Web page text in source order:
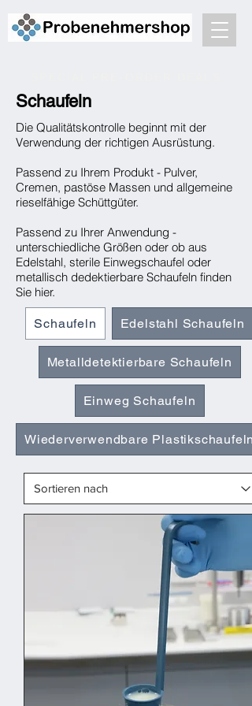
Schaufeln
Die Qualitätskontrolle beginnt mit der
Verwendung der richtigen Ausrüstung.
Passend zu Ihrem Produkt - Pulver,
Cremen, pastöse Massen und allgemeine
rieselfähige Schüttgüter.
Passend zu Ihrer Anwendung -
unterschiedliche Größen oder ob aus
Edelstahl, sterile Einwegschaufel oder
metallisch dedektierbare Schaufeln finden
Sie hier.
Schaufeln Edelstahl Schaufeln
Metalldetektierbare Schaufeln
Einweg Schaufeln
Wiederverwendbare Plastikschaufeln